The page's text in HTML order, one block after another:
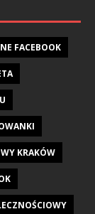
FACEBOOK
KRAKÓW